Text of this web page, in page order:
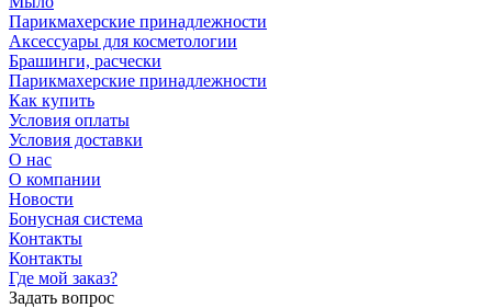
Парикмахерские принадлежности
Аксессуары для косметологии
Брашинги, расчески
Парикмахерские принадлежности
Как купить
Условия оплаты
Условия доставки
О нас
О компании
Новости
Бонусная система
Контакты
Контакты
Где мой заказ?
Задать вопрос